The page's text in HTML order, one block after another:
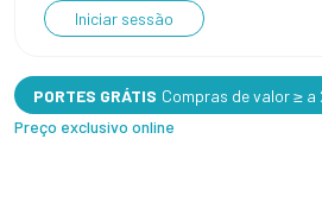
Iniciar sessão
PORTES GRÁTIS Compras de valor ≥ a
Preço exclusivo online